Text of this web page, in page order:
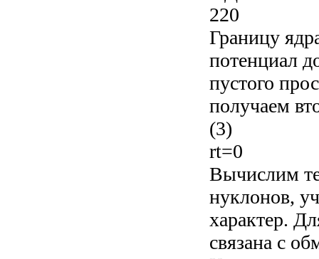
220
Границу
потенциал
пустого
получаем
(3)
rt=0
Вычислим
нуклонов,
характер.
связана с